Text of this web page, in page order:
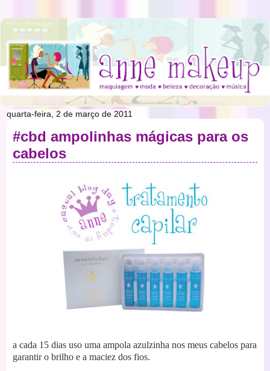
quarta-feira, 2 de março de 2011
#cbd ampolinhas mágicas para os
cabelos
a cada 15 dias uso uma ampola azulzinha nos meus cabelos para
garantir o brilho e a maciez dos fios.